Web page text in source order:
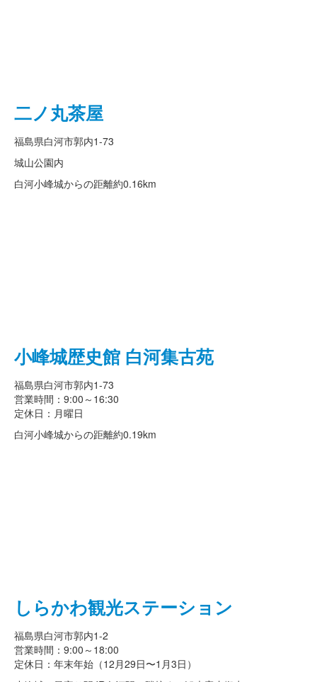
二ノ丸茶屋
福島県白河市郭内1-73
城山公園内
白河小峰城からの距離約0.16km
小峰城歴史館 白河集古苑
福島県白河市郭内1-73
営業時間：9:00～16:30
定休日：月曜日
白河小峰城からの距離約0.19km
しらかわ観光ステーション
福島県白河市郭内1-2
営業時間：9:00～18:00
定休日：年末年始（12月29日〜1月3日）